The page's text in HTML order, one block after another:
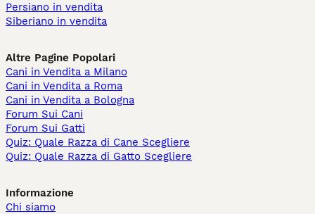
Persiano in vendita
Siberiano in vendita
Altre Pagine Popolari
Cani in Vendita a Milano
Cani in Vendita a Roma
Cani in Vendita a Bologna
Forum Sui Cani
Forum Sui Gatti
Quiz: Quale Razza di Cane Scegliere
Quiz: Quale Razza di Gatto Scegliere
Informazione
Chi siamo